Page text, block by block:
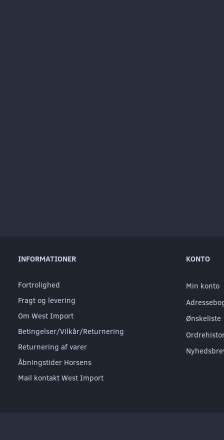
INFORMATIONER
Fortrolighed
Fragt og levering
Om West Import
Betingelser/Vilkår/Returnering
Returnering af varer
Åbningstider Horsens
Mail kontakt West Import
KONTO
Min konto
Ønskeliste